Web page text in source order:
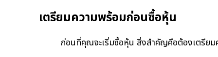
เตรียมความพร้อมก่อนซื้อหุ้น
ก่อนที่คุณจะเริ่มซื้อหุ้น สิ่งสำคัญคือต้องเตรียม